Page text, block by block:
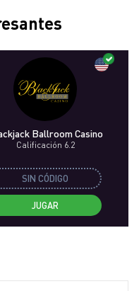
Ballroom Casino
Calificación 6.2
SIN CÓDIGO
JUGAR